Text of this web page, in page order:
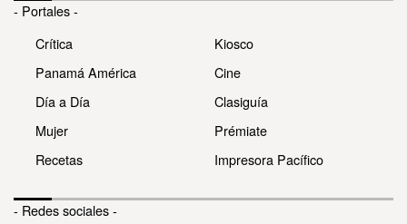
- Portales -
Crítica
Panamá América
Día a Día
Mujer
Recetas
Kiosco
Cine
Clasiguía
Prémiate
Impresora Pacífico
- Redes sociales -